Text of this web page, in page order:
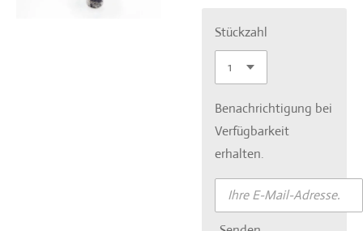
Stückzahl
Benachrichtigung bei
Verfügbarkeit
erhalten.